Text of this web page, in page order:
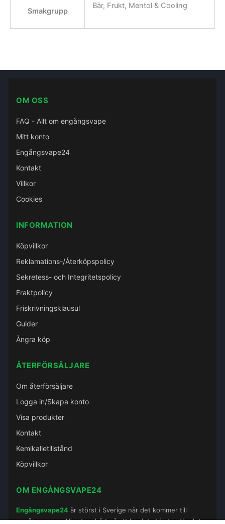
Smakgrupp
Bär, Frukt, Mentol & Cooling
OM OSS
FAQ - Allt om engångsvape
Mitt konto
Engångsvape24
Kontakt
Villkor
Cookies
INFORMATION
Köpvillkor
Reklamations-/Återköpspolicy
Sekretess- och Integritetspolicy
Fraktpolicy
Friskrivningsklausul
Guider
Ångra köp
ÅTERFÖRSÄLJARE
Om återförsäljare
Logga in/Skapa konto
Visa produkter
Kontakt
Kemikalietillstånd
Köpvillkor
OM ENGÅNGSVAPE24
Engångsvape24 är störst i Sverige när det kommer till
engångsvapes. Vi satsar hårt på att ha det största utbudet